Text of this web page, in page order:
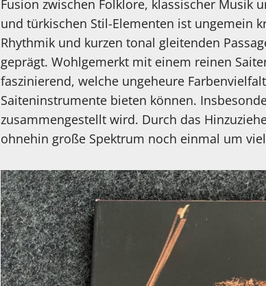
Fusion zwischen Folklore, klassischer Musik
und türkischen Stil-Elementen ist ungemein
Rhythmik und kurzen tonal gleitenden
geprägt. Wohlgemerkt mit einem reinen
faszinierend, welche ungeheure
Saiteninstrumente bieten können.
zusammengestellt wird. Durch das
ohnehin große Spektrum noch einmal um